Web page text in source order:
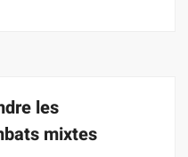
les
mixtes